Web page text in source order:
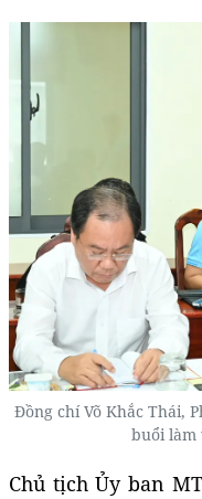
Đồng chí Võ Khắc Thái,
buổi làm
Chủ tịch Ủy ban